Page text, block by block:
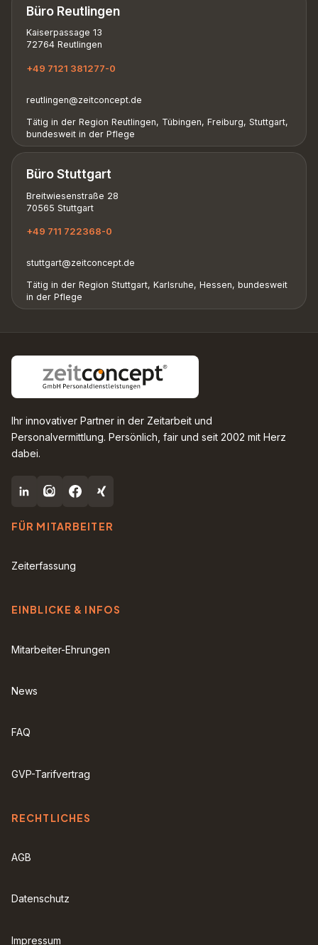
Büro Reutlingen
Kaiserpassage 13
72764 Reutlingen
+49 7121 381277-0
reutlingen@zeitconcept.de
Tätig in der Region Reutlingen, Tübingen, Freiburg, Stuttgart,
bundesweit in der Pflege
Büro Stuttgart
Breitwiesenstraße 28
70565 Stuttgart
+49 711 722368-0
stuttgart@zeitconcept.de
Tätig in der Region Stuttgart, Karlsruhe, Hessen, bundesweit
in der Pflege
Ihr innovativer Partner in der Zeitarbeit und
Personalvermittlung. Persönlich, fair und seit 2002 mit Herz
dabei.
FÜR MITARBEITER
Zeiterfassung
EINBLICKE & INFOS
Mitarbeiter-Ehrungen
News
FAQ
GVP-Tarifvertrag
RECHTLICHES
AGB
Datenschutz
Impressum